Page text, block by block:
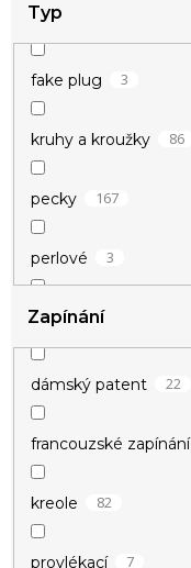
kotva
kroužek
kroužky
kruhy 12
křídla
křivka EKG
Typ
fake plug 3
kruhy a kroužky 86
pecky 167
perlové 3
podélné
řetízkové
visací 94
Zapínání
dámský patent 22
francouzské zapínání
kreole 82
provlékací 7